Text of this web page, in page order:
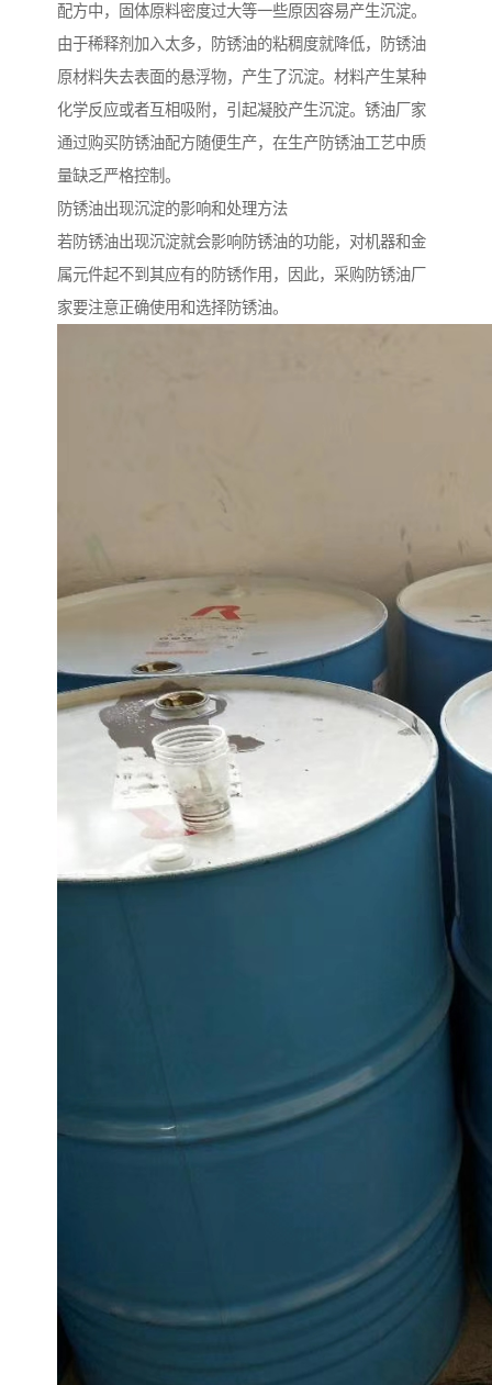
配方中，固体原料密度过大等一些原因容易产生沉淀。
由于稀释剂加入太多，防锈油的粘稠度就降低，防锈油
原材料失去表面的悬浮物，产生了沉淀。材料产生某种
化学反应或者互相吸附，引起凝胶产生沉淀。锈油厂家
通过购买防锈油配方随便生产，在生产防锈油工艺中质
量缺乏严格控制。
防锈油出现沉淀的影响和处理方法
若防锈油出现沉淀就会影响防锈油的功能，对机器和金
属元件起不到其应有的防锈作用，因此，采购防锈油厂
家要注意正确使用和选择防锈油。